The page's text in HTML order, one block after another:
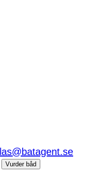
Vurder båd